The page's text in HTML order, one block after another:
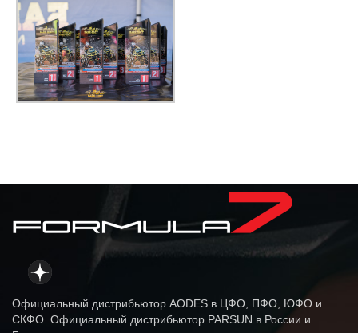
Официальный дистрибьютор AODES в ЦФО, ПФО, ЮФО и
СКФО. Официальный дистрибьютор PARSUN в России и